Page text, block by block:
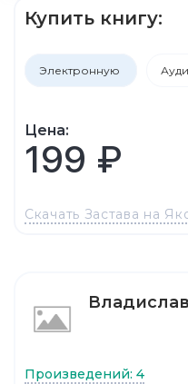
Купить книгу:
Электронную
Цена:
199 ₽
Скачать Застава на
Произведений: 4